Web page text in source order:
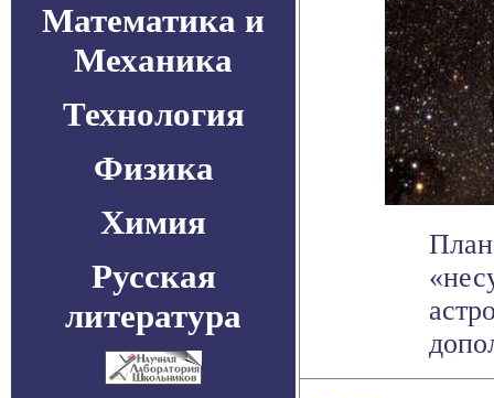
Математика и
Механика
Технология
Физика
Химия
Русская
литература